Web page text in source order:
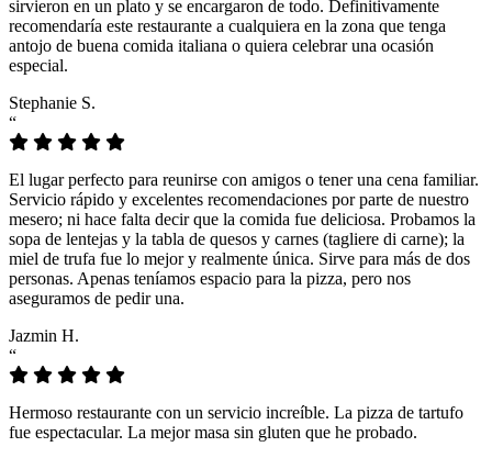
sirvieron en un plato y se encargaron de todo. Definitivamente
recomendaría este restaurante a cualquiera en la zona que tenga
antojo de buena comida italiana o quiera celebrar una ocasión
especial.
Stephanie S.
“
El lugar perfecto para reunirse con amigos o tener una cena familiar.
Servicio rápido y excelentes recomendaciones por parte de nuestro
mesero; ni hace falta decir que la comida fue deliciosa. Probamos la
sopa de lentejas y la tabla de quesos y carnes (tagliere di carne); la
miel de trufa fue lo mejor y realmente única. Sirve para más de dos
personas. Apenas teníamos espacio para la pizza, pero nos
aseguramos de pedir una.
Jazmin H.
“
Hermoso restaurante con un servicio increíble. La pizza de tartufo
fue espectacular. La mejor masa sin gluten que he probado.